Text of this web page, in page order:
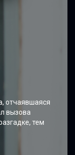
отчаявшаяся
вызова
тем